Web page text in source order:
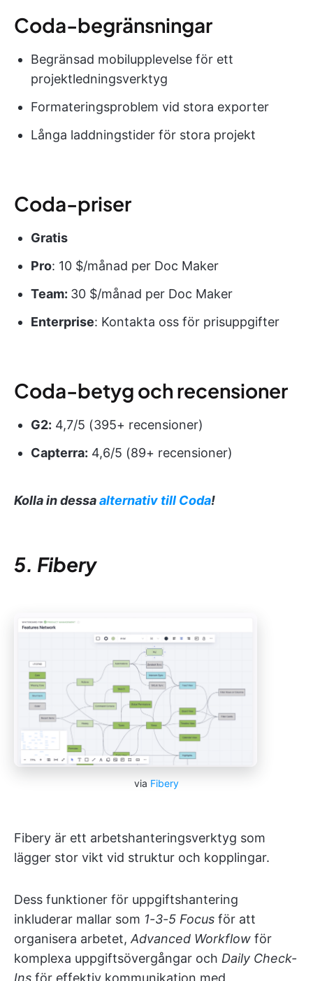
Coda-begränsningar
Begränsad mobilupplevelse för ett
projektledningsverktyg
Formateringsproblem vid stora exporter
Långa laddningstider för stora projekt
Coda-priser
Gratis
Pro: 10 $/månad per Doc Maker
Team: 30 $/månad per Doc Maker
Enterprise: Kontakta oss för prisuppgifter
Coda-betyg och recensioner
G2: 4,7/5 (395+ recensioner)
Capterra: 4,6/5 (89+ recensioner)
Kolla in dessaalternativ till Coda!
5. Fibery
via Fibery
Fibery är ett arbetshanteringsverktyg som
lägger stor vikt vid struktur och kopplingar.
Dess funktioner för uppgiftshantering
inkluderar mallar som 1-3-5 Focus för att
organisera arbetet, Advanced Workflow för
komplexa uppgiftsövergångar och Daily Check-
Ins för effektiv kommunikation med